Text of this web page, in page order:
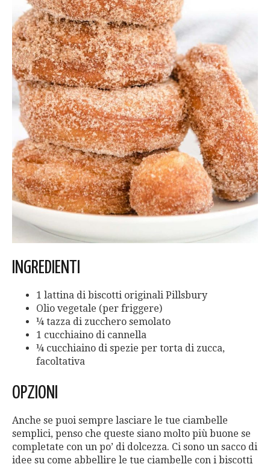
INGREDIENTI
1 lattina di biscotti originali Pillsbury
Olio vegetale (per friggere)
¼ tazza di zucchero semolato
1 cucchiaino di cannella
¼ cucchiaino di spezie per torta di zucca,
facoltativa
OPZIONI
Anche se puoi sempre lasciare le tue ciambelle
semplici, penso che queste siano molto più buone se
completate con un po’ di dolcezza. Ci sono un sacco di
idee su come abbellire le tue ciambelle con i biscotti